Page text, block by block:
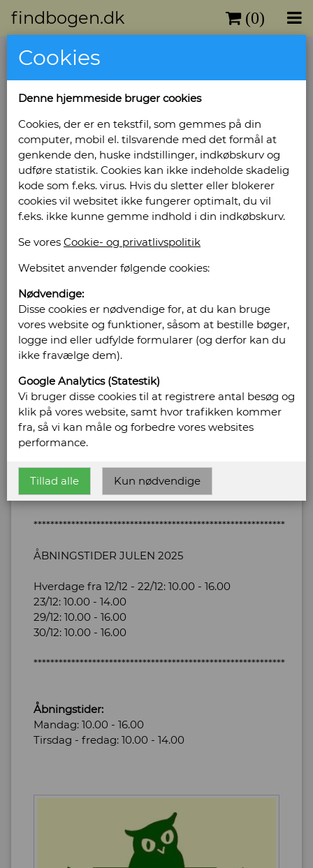
findbogen.dk (0)
Vejle Antikvariat
7100 Vejle
Telefonnr: 75 83 85 75
CVR/SE: 12 37 18 37
Hjemmeside:http://www.vejleantikvariat.dk
Email:vejleantikvariat@mail.dk
Yderligere informationer:
er beliggende i den bagerste del af
ejendommen, Vestergade 30, hvor butiiken har
ligget. Der er indgang fra passagen mellem nr.
28 og 30
ældre antikvariske bøger.
Skønlitteratur - børnebøger - faglitteratur /
opslagsbøger.
Specialer: Søfart - alternative bøger - 2.
håndarbejde - spænding / kriminallitteratur.
************************************************************
ÅBNINGSTIDER JULEN 2025
Hverdage fra 12/12 - 22/12: 10.00 - 16.00
23/12: 10.00 - 14.00
29/12: 10.00 - 16.00
30/12: 10.00 - 16.00
************************************************************
Åbningstider:
Mandag: 10.00 - 16.00
Tirsdag - fredag: 10.00 - 14.00
Cookies
Denne hjemmeside bruger cookies
Cookies, der er en tekstfil, som gemmes på din
computer, mobil el. tilsvarende med det formål at
genkende den, huske indstillinger, indkøbskurv og
udføre statistik. Cookies kan ikke indeholde skadelig
kode som f.eks. virus. Hvis du sletter eller blokerer
cookies vil websitet ikke fungerer optimalt, du vil
f.eks. ikke kunne gemme indhold i din indkøbskurv.
Se vores Cookie- og privatlivspolitik
Websitet anvender følgende cookies:
Nødvendige:
Disse cookies er nødvendige for, at du kan bruge
vores website og funktioner, såsom at bestille bøger,
logge ind eller udfylde formularer (og derfor kan du
ikke fravælge dem).
Google Analytics (Statestik)
Vi bruger disse cookies til at registrere antal besøg og
klik på vores website, samt hvor trafikken kommer
fra, så vi kan måle og forbedre vores websites
performance.
Tillad alle Kun nødvendige